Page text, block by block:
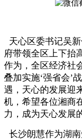
天心区委书记吴
府带领全区上下抬
作为，全区经济社
叠加实施‘强省会’
遇，天心的发展迎
机，希望各位湘商
力，成为天心发展
长沙朗慧作为湖